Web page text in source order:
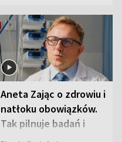
Aneta Zając o zdrowiu i
natłoku obowiązków.
Tak pilnuje badań i
wizyt